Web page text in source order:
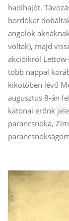
hadihajót.
hordókat
angolok
voltak), majd
akcióikról
több nappal
kikötőben lévő
augusztus 8-án
katonai erőnk
parancsnoka,